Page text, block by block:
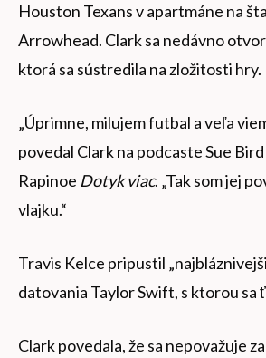
Houston Texans v apartmáne na
Arrowhead. Clark sa nedávno
ktorá sa sústredila na zložitosti hry.
„Úprimne, milujem futbal a veľa
povedal Clark na podcaste Sue
Rapinoe Dotyk viac. „Tak som jej
vlajku.“
Travis Kelce pripustil
datovania Taylor Swift, s ktorou sa
Clark povedala, že sa nepovažuje